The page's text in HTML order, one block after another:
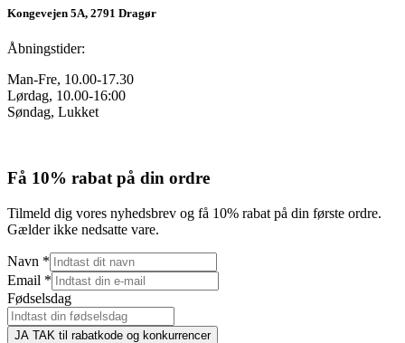
Kongevejen 5A, 2791 Dragør
Åbningstider:
Man-Fre, 10.00-17.30
Lørdag, 10.00-16:00
Søndag, Lukket
Få 10% rabat på din ordre
Tilmeld dig vores nyhedsbrev og få 10% rabat på din første ordre.
Gælder ikke nedsatte vare.
Navn *
Email *
Fødselsdag
JA TAK til rabatkode og konkurrencer